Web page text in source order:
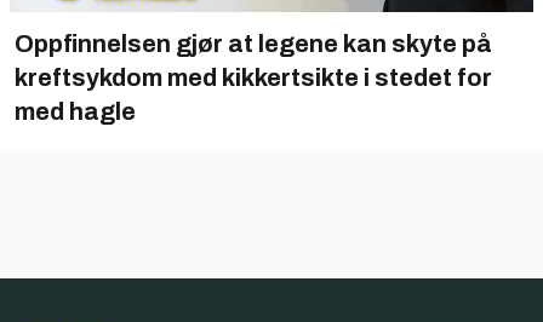
Oppfinnelsen gjør at legene kan skyte på
kreftsykdom med kikkertsikte i stedet for
med hagle